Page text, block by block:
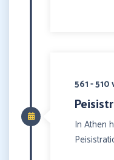
561 - 510
In Athen